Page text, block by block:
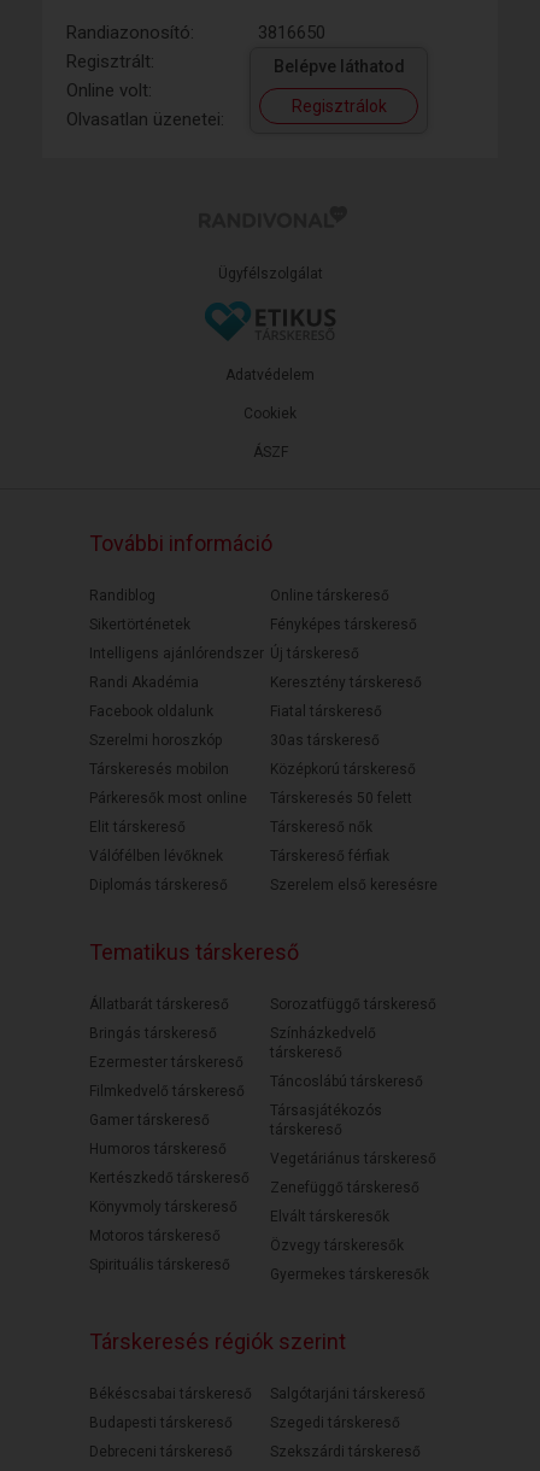
Randiazonosító:
3816650
Regisztrált:
Online volt:
Olvasatlan üzenetei:
Belépve láthatod
Regisztrálok
Ügyfélszolgálat
ÁSZF
Adatvédelem
Cookiek
További információ
Randiblog
Sikertörténetek
Intelligens ajánlórendszer
Randi Akadémia
Facebook oldalunk
Szerelmi horoszkóp
Társkeresés mobilon
Párkeresők most online
Elit társkereső
Válófélben lévőknek
Diplomás társkereső
Online társkereső
Fényképes társkereső
Új társkereső
Keresztény társkereső
Fiatal társkereső
30as társkereső
Középkorú társkereső
Társkeresés 50 felett
Társkereső nők
Társkereső férfiak
Szerelem első keresésre
Tematikus társkereső
Állatbarát társkereső
Bringás társkereső
Ezermester társkereső
Filmkedvelő társkereső
Gamer társkereső
Humoros társkereső
Kertészkedő társkereső
Könyvmoly társkereső
Motoros társkereső
Spirituális társkereső
Sorozatfüggő társkereső
Színházkedvelő
társkereső
Táncoslábú társkereső
Társasjátékozós
társkereső
Vegetáriánus társkereső
Zenefüggő társkereső
Elvált társkeresők
Özvegy társkeresők
Gyermekes társkeresők
Társkeresés régiók szerint
Békéscsabai társkereső
Budapesti társkereső
Debreceni társkereső
Salgótarjáni társkereső
Szegedi társkereső
Szekszárdi társkereső